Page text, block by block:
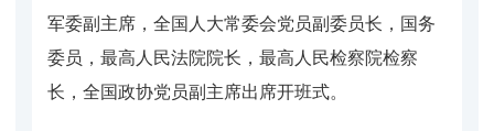
军委副主席，全国人大常委会党员副委员长，国务
委员，最高人民法院院长，最高人民检察院检察
长，全国政协党员副主席出席开班式。